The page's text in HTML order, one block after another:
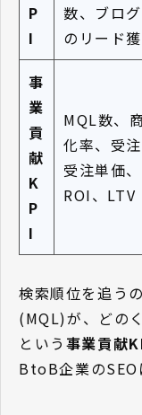
P
I
数、ブロ
のリード
事
業
貢
献
K
P
I
MQL数、
化率、受注
受注単価、
ROI、LTV
検索順位を追う
(MQL)が、どの
という 事業貢献
BtoB企業のSEO